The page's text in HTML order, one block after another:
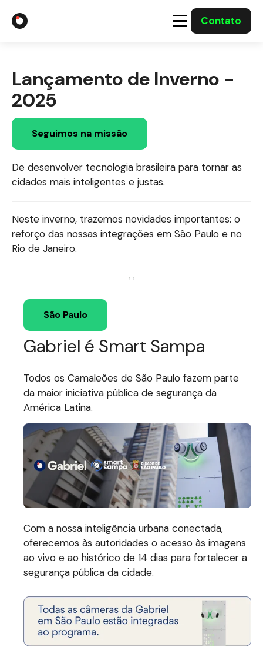
Contato
Soluções
Integrações com o Governo
Casos Solucionados
Mídia
Lançamento de Inverno -
2025
Seguimos na missão
De desenvolver tecnologia brasileira para tornar as
cidades mais inteligentes e justas.
Neste inverno, trazemos novidades importantes: o
reforço das nossas integrações em São Paulo e no
Rio de Janeiro.
São Paulo
Gabriel é Smart Sampa
Todos os Camaleões de São Paulo fazem parte
da maior iniciativa pública de segurança da
América Latina.
Com a nossa inteligência urbana conectada,
oferecemos às autoridades o acesso às imagens
ao vivo e ao histórico de 14 dias para fortalecer a
segurança pública da cidade.